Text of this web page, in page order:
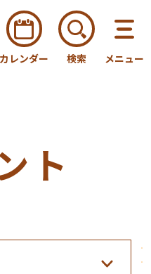
カレンダー 検索 メニュー
ト